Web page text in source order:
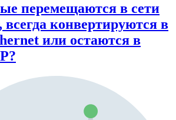
перемещаются в сети
всегда конвертируются в
или остаются в